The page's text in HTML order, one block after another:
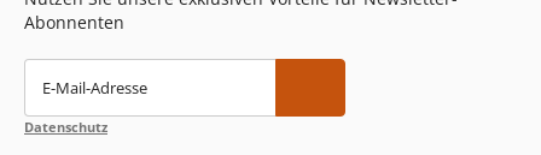
Abonnenten
E-Mail-Adresse
Datenschutz